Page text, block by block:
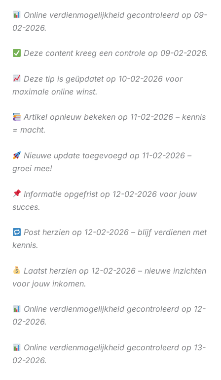
Online verdienmogelijkheid gecontroleerd op 09-
02-2026.
Deze content kreeg een controle op 09-02-2026.
Deze tip is geüpdatet op 10-02-2026 voor
maximale online winst.
Artikel opnieuw bekeken op 11-02-2026 – kennis
= macht.
Nieuwe update toegevoegd op 11-02-2026 –
groei mee!
Informatie opgefrist op 12-02-2026 voor jouw
succes.
Post herzien op 12-02-2026 – blijf verdienen met
kennis.
Laatst herzien op 12-02-2026 – nieuwe inzichten
voor jouw inkomen.
Online verdienmogelijkheid gecontroleerd op 12-
02-2026.
Online verdienmogelijkheid gecontroleerd op 13-
02-2026.